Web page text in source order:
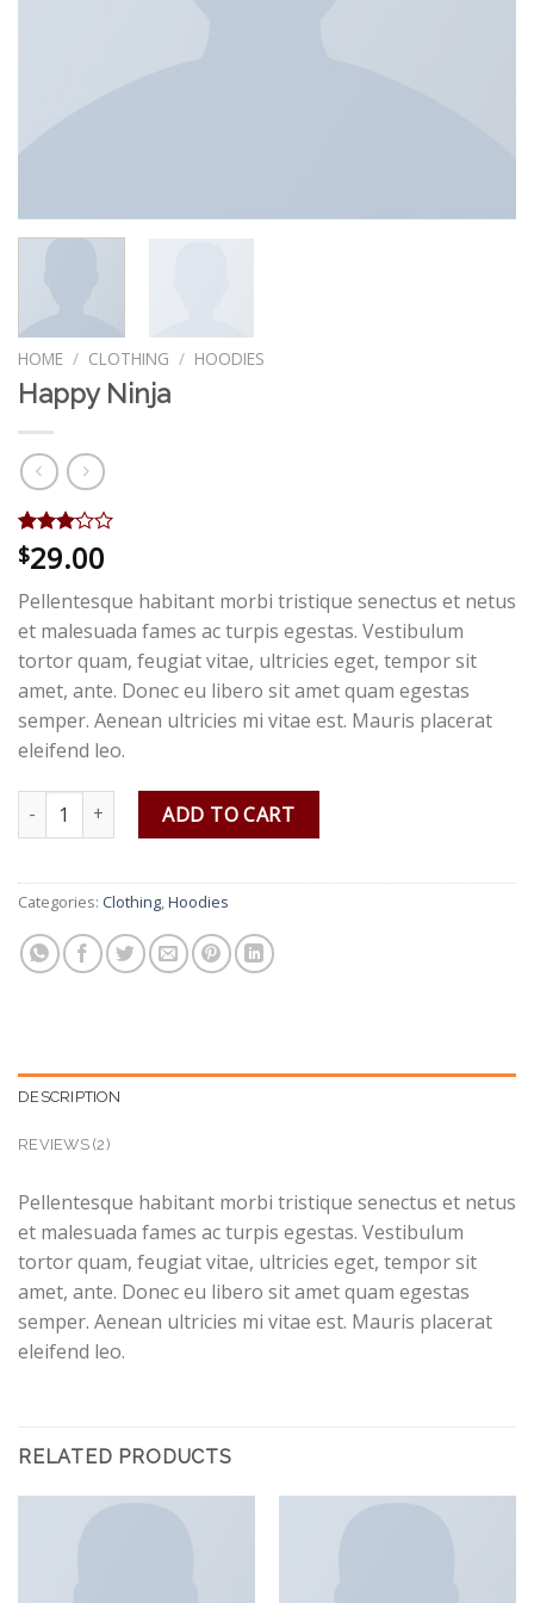
HOME / CLOTHING / HOODIES
Happy Ninja
Rated
3.00
5
based
on
2
customer
ratings
$29.00
Pellentesque habitant morbi tristique senectus et netus
et malesuada fames ac turpis egestas. Vestibulum
tortor quam, feugiat vitae, ultricies eget, tempor sit
amet, ante. Donec eu libero sit amet quam egestas
semper. Aenean ultricies mi vitae est. Mauris placerat
eleifend leo.
Happy Ninja quantityADD TO CART
Categories: Clothing,Hoodies
DESCRIPTION
REVIEWS (2)
Pellentesque habitant morbi tristique senectus et netus
et malesuada fames ac turpis egestas. Vestibulum
tortor quam, feugiat vitae, ultricies eget, tempor sit
amet, ante. Donec eu libero sit amet quam egestas
semper. Aenean ultricies mi vitae est. Mauris placerat
eleifend leo.
RELATED PRODUCTS